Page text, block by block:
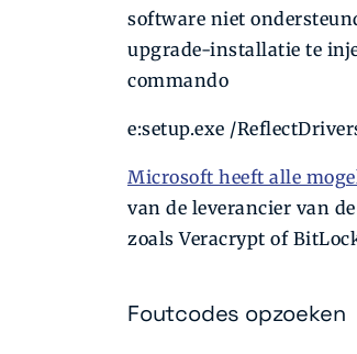
software niet
upgrade-installatie te
commando
e:setup.exe /
Microsoft heeft alle
van de leverancier van
zoals Veracrypt of
Foutcodes opzoeken